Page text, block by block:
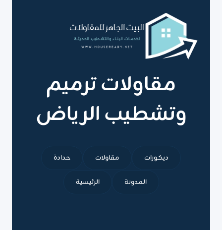
للمجالس
الرياض
مقاولات ترميم
وتشطيب الرياض
ديكورات مقاولات حدادة
المدونة الرئيسية